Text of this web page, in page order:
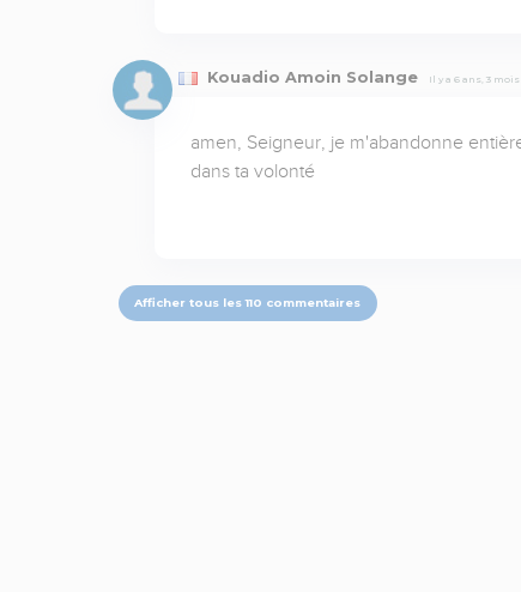
Kouadio Amoin Solange Il y a 6 ans, 3 mois
amen, Seigneur, je m'abandonne
dans ta volonté
Afficher tous les 110 commentaires